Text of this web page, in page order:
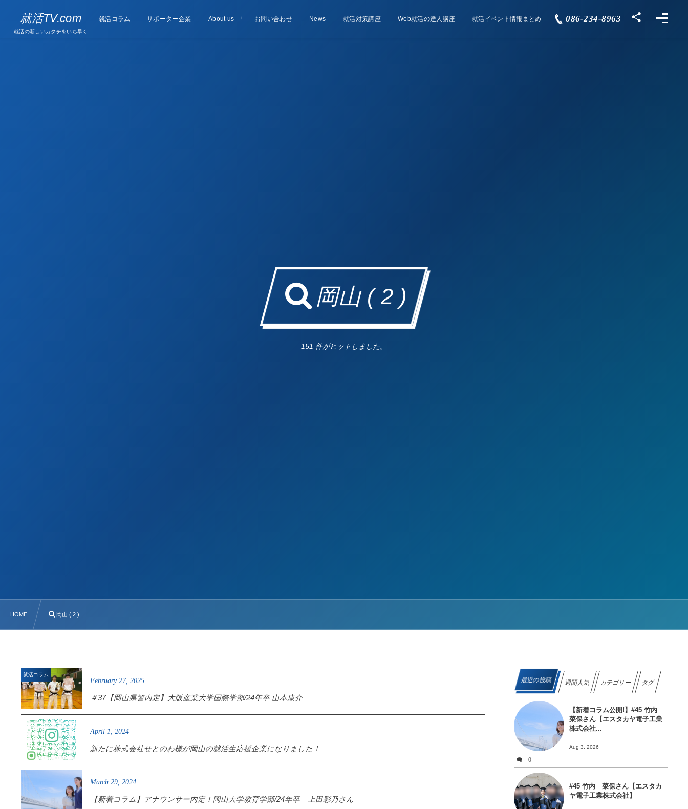
就活TV.com
就活の新しいカタチをいち早く
就活コラム
Column サポーター企業
Supporter
companies
About us お問い合わせ
Contact News
お知らせ 就活対策講座
Lesson Web就活の達人講座
Course 就活イベント情報まとめ
Events 086-234-8963
岡山 ( 2 )
151 件がヒットしました。
HOME 岡山 ( 2 )
就活コラム
February 27, 2025
＃37【岡山県警内定】大阪産業大学国際学部/24年卒 山本康介
April 1, 2024
新たに株式会社せとのわ様が岡山の就活生応援企業になりました！
March 29, 2024
【新着コラム】アナウンサー内定！岡山大学教育学部/24年卒 上田彩乃さん
最近の投稿 週間人気 カテゴリー タグ
【新着コラム公開!】#45 竹内
菜保さん【エスタカヤ電子工業
株式会社...
Aug 3, 2026
0
#45 竹内 菜保さん【エスタカ
ヤ電子工業株式会社】